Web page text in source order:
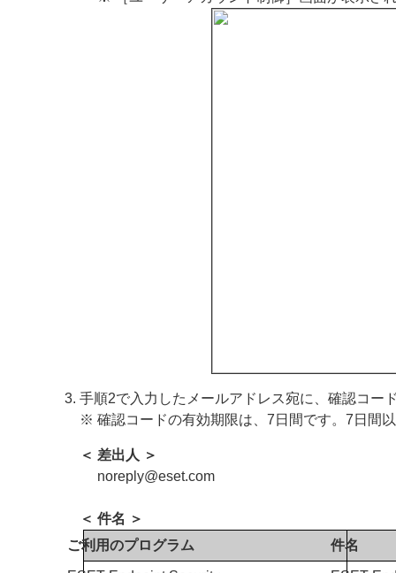
手順2で入力したメールアドレス宛に、確認コー
※ 確認コードの有効期限は、7日間です。7日間
＜ 差出人 ＞
noreply@eset.com
＜ 件名 ＞
ご利用のプログラム
件名